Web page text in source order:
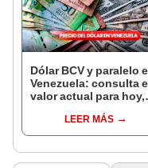
Dólar BCV y paralelo
Venezuela: consulta
valor actual para hoy,
LEER MÁS